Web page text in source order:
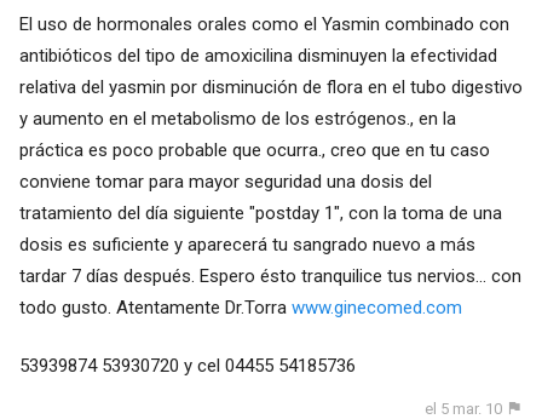
El uso de hormonales orales como el Yasmin combinado con
antibióticos del tipo de amoxicilina disminuyen la efectividad
relativa del yasmin por disminución de flora en el tubo digestivo
y aumento en el metabolismo de los estrógenos., en la
práctica es poco probable que ocurra., creo que en tu caso
conviene tomar para mayor seguridad una dosis del
tratamiento del día siguiente "postday 1", con la toma de una
dosis es suficiente y aparecerá tu sangrado nuevo a más
tardar 7 días después. Espero ésto tranquilice tus nervios... con
todo gusto. Atentamente Dr.Torra www.ginecomed.com
53939874 53930720 y cel 04455 54185736
el 5 mar. 10